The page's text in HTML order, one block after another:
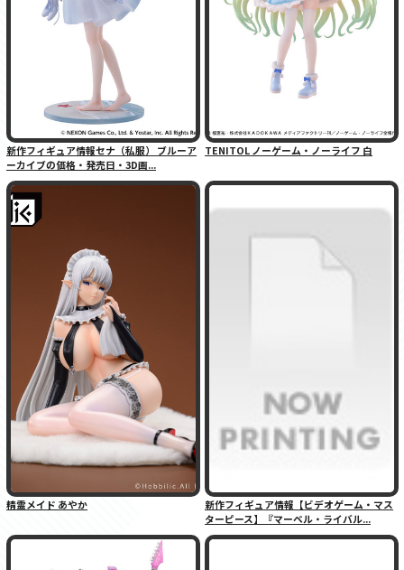
新作フィギュア情報セナ（私服） ブルーア
ーカイブの価格・発売日・3D画...
TENITOL ノーゲーム・ノーライフ 白
精霊メイド あやか
新作フィギュア情報【ビデオゲーム・マス
ターピース】『マーベル・ライバル...